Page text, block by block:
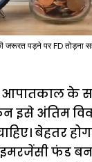
जरूरत पड़ने पर FD तोड़ना
आपातकाल
इसे अंतिम
बेहतर
इमरजेंसी फंड